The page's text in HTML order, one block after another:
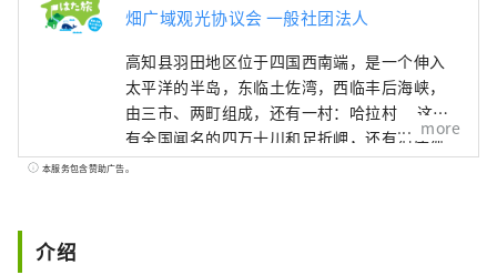
畑广域观光协议会 一般社团法人
高知县羽田地区位于四国西南端，是一个伸入
太平洋的半岛，东临土佐湾，西临丰后海峡，
由三市、两町组成，还有一村：哈拉村。 这里
有全国闻名的四万十川和足折岬，还有沿岸流
淌的黑潮流的恩惠，还有拥有全国最大森林面
more
本服务包含赞助广告。
介绍